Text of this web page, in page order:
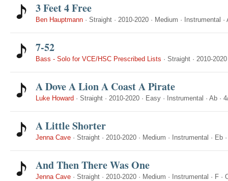
3 Feet 4 Free
Ben Hauptmann · Straight · 2010-2020 · Medium · Instrumental ·
7-52
Bass - Solo for VCE/HSC Prescribed Lists · Straight · 2010-2020
A Dove A Lion A Coast A Pirate
Luke Howard · Straight · 2010-2020 · Easy · Instrumental · Ab ·
A Little Shorter
Jenna Cave · Straight · 2010-2020 · Medium · Instrumental · Eb
And Then There Was One
Jenna Cave · Straight · 2010-2020 · Medium · Instrumental · F ·